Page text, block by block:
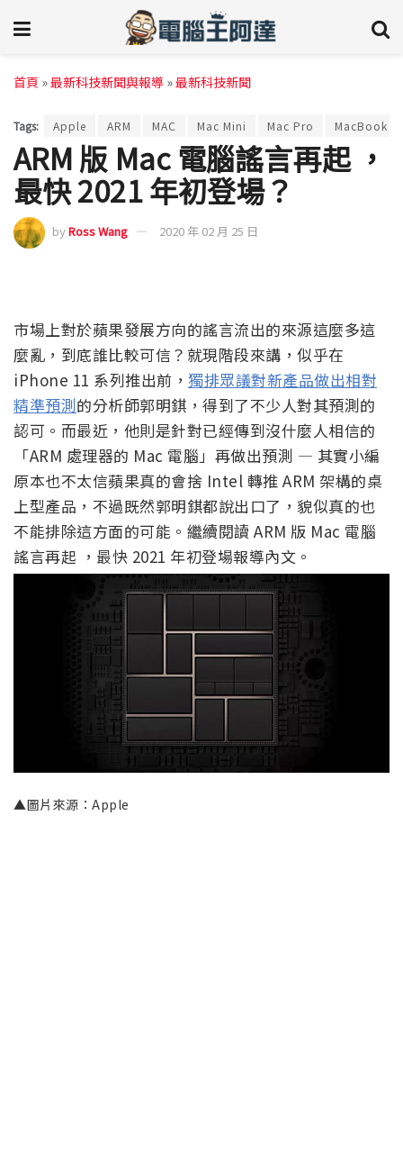
首頁 »最新科技新聞與報導 »最新科技新聞
Tags: Apple ARM MAC Mac Mini Mac Pro MacBook
ARM 版 Mac 電腦謠言再起 ，
最快 2021 年初登場？
byRoss Wang 2020 年 02 月 25 日
市場上對於蘋果發展方向的謠言流出的來源這麼多這
麼亂，到底誰比較可信？就現階段來講，似乎在
iPhone 11 系列推出前， 獨排眾議對新產品做出相對
精準預測的分析師郭明錤，得到了不少人對其預測的
認可。而最近，他則是針對已經傳到沒什麼人相信的
「ARM 處理器的 Mac 電腦」再做出預測 — 其實小編
原本也不太信蘋果真的會捨 Intel 轉推 ARM 架構的桌
上型產品，不過既然郭明錤都說出口了，貌似真的也
不能排除這方面的可能。繼續閱讀 ARM 版 Mac 電腦
謠言再起 ，最快 2021 年初登場報導內文。
▲圖片來源：Apple